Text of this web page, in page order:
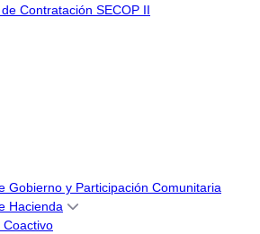
Contratación SECOP II
Gobierno y Participación Comunitaria
Hacienda
Coactivo